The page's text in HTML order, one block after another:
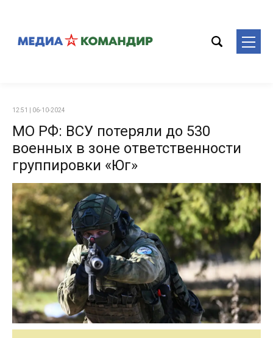
12:51 | 06-10-2024
МО РФ: ВСУ потеряли до 530
военных в зоне ответственности
группировки «Юг»